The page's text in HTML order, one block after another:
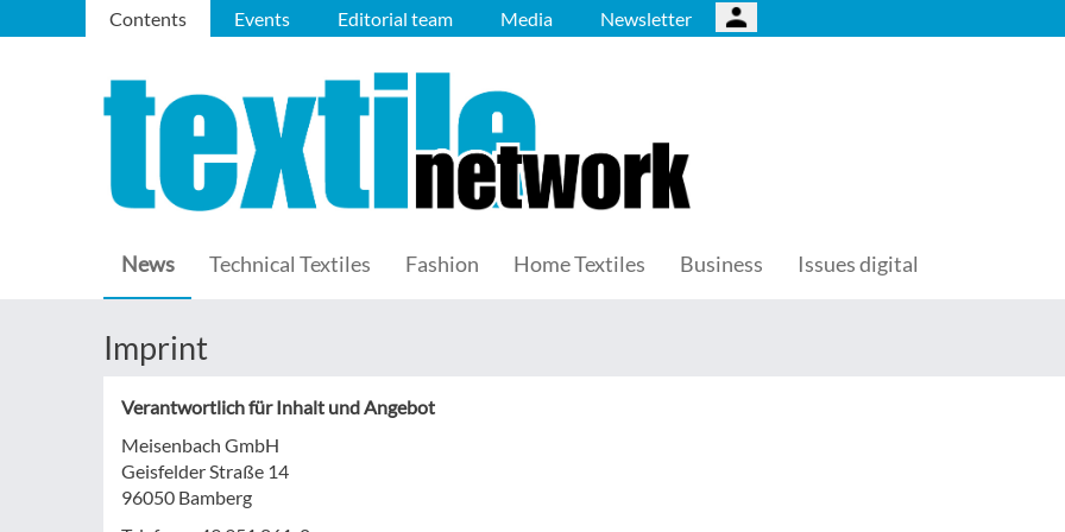
Contents Events Editorial team Media Newsletter
News Technical Textiles Fashion Home Textiles Business Issues digital
Imprint
Verantwortlich für Inhalt und Angebot
Meisenbach GmbH
Geisfelder Straße 14
96050 Bamberg